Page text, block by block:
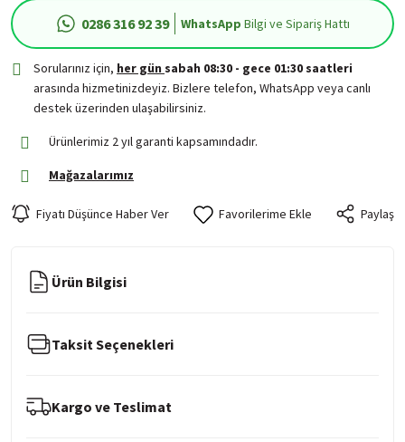
0286 316 92 39 WhatsApp Bilgi ve Sipariş Hattı
Sorularınız için, her gün sabah 08:30 - gece 01:30 saatleri
arasında hizmetinizdeyiz. Bizlere telefon, WhatsApp veya canlı
destek üzerinden ulaşabilirsiniz.
Ürünlerimiz 2 yıl garanti kapsamındadır.
Mağazalarımız
Fiyatı Düşünce Haber Ver Paylaş
Ürün Bilgisi
Taksit Seçenekleri
Kargo ve Teslimat